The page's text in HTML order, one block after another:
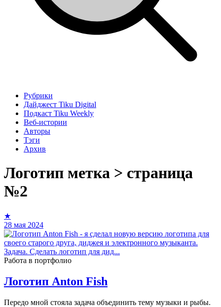
Рубрики
Дайджест Tiku Digital
Подкаст Tiku Weekly
Веб-истории
Авторы
Тэги
Архив
Логотип метка > страница
№2
★
28 мая 2024
Работа в портфолио
Логотип Anton Fish
Передо мной стояла задача объединить тему музыки и рыбы.